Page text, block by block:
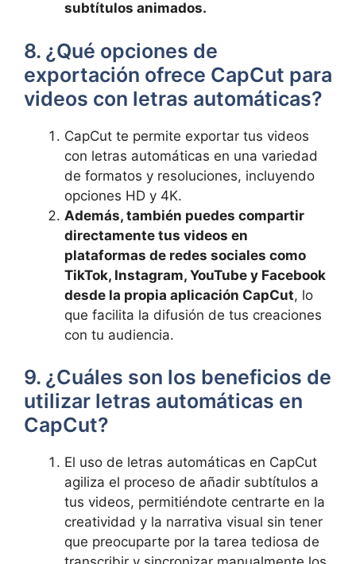
subtítulos animados.
8. ¿Qué opciones de
exportación ofrece CapCut para
videos con letras automáticas?
CapCut te permite exportar ‌tus videos
con letras automáticas en una variedad
de formatos y‌ resoluciones, incluyendo
opciones HD y 4K.
Además, también puedes compartir
directamente tus videos en
plataformas de redes sociales como
TikTok, Instagram, YouTube y Facebook
desde la propia ⁣aplicación CapCut, lo
que facilita la difusión de tus creaciones
con tu audiencia.
9. ¿Cuáles son los beneficios de
utilizar letras automáticas en
CapCut?
El uso de letras automáticas en CapCut
agiliza el proceso de añadir subtítulos a
tus videos, permitiéndote centrarte en la
creatividad y la narrativa visual sin ⁣tener
que preocuparte⁢ por la⁤ tarea⁢ tediosa de